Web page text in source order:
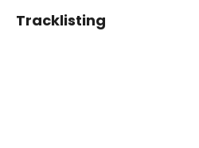
utilisés à l’époque du Moyen Âge. Une
faire entrer des enfants, par l’image
Tracklisting